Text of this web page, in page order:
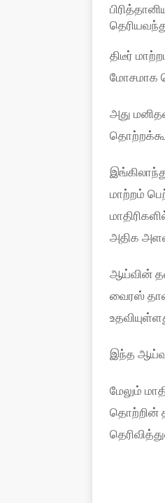
திடீர்
மோசமாக
அது
மாற்றம்
அதிக
ஆய்வின்
வைரஸ் தான்
இந்த
மேலும்
தொற்றின்